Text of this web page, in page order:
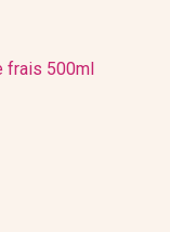
frais 500ml